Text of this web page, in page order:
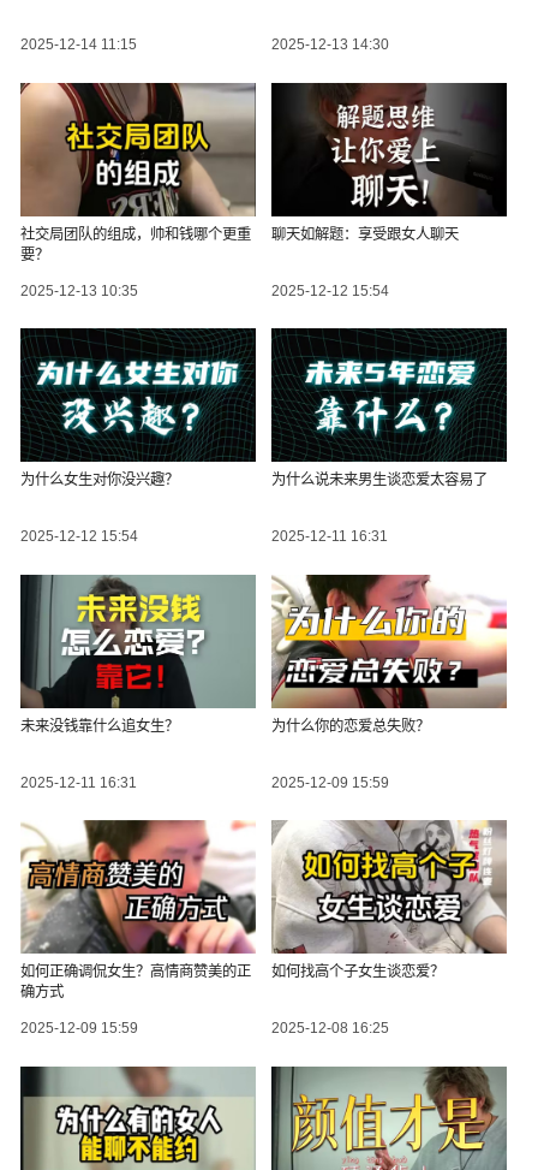
2025-12-14 11:15 2025-12-13 14:30
社交局团队的组成，帅和钱哪个更重
要？
2025-12-13 10:35
聊天如解题：享受跟女人聊天
2025-12-12 15:54
为什么女生对你没兴趣？
2025-12-12 15:54
为什么说未来男生谈恋爱太容易了
2025-12-11 16:31
未来没钱靠什么追女生？
2025-12-11 16:31
为什么你的恋爱总失败？
2025-12-09 15:59
如何正确调侃女生？高情商赞美的正
确方式
2025-12-09 15:59
如何找高个子女生谈恋爱？
2025-12-08 16:25